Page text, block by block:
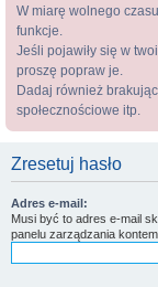
W miarę wolnego
funkcje.
Jeśli pojawiły się w
proszę popraw je.
Dadaj również
społecznościowe itp.
Zresetuj hasło
Adres e-mail:
Musi być to adres e-mail
panelu zarządzania